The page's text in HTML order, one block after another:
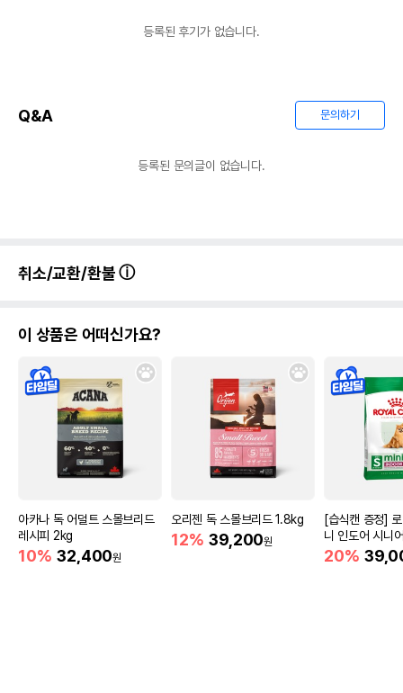
등록된 후기가 없습니다.
Q&A 문의하기
등록된 문의글이 없습니다.
취소/교환/환불
이 상품은 어떠신가요?
아카나 독 어덜트 스몰브리드
레시피 2kg
10% 32,400원
오리젠 독 스몰브리드 1.8kg
12% 39,200원
[습식캔 증정]
니 인도어 시니
움
20%